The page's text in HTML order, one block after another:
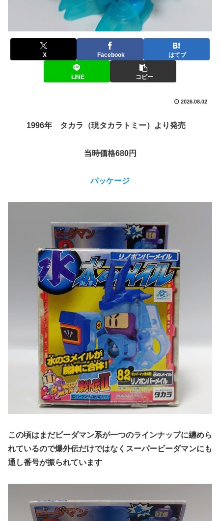
X Facebook はてブ
LINE コピー
2026.08.02
1996年 タカラ（現タカラトミー）より発売
当時価格680円
パッケージ
この頃はまだビーダマン系が一つのラインナップに纏めら
れているので爆外伝だけではなくスーパービーダマンにも
通し番号が振られています